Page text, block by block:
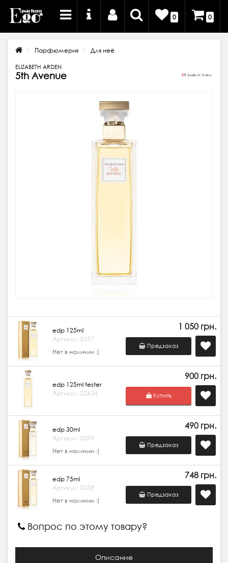
0 0
Парфюмерия Для неё
ELIZABETH ARDEN
5th Avenue
edp 125ml
Артикул: 5057
Нет в наличии :(
1 050 грн.
Предзаказ
edp 125ml tester
Артикул: 22634
900 грн.
Купить
edp 30ml
Артикул: 5059
Нет в наличии :(
490 грн.
Предзаказ
edp 75ml
Артикул: 5058
Нет в наличии :(
748 грн.
Предзаказ
Вопрос по этому товару?
Описание